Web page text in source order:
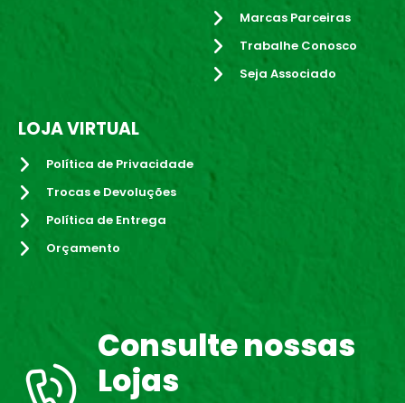
Marcas Parceiras
Trabalhe Conosco
Seja Associado
LOJA VIRTUAL
Política de Privacidade
Trocas e Devoluções
Política de Entrega
Orçamento
Consulte nossas
Lojas